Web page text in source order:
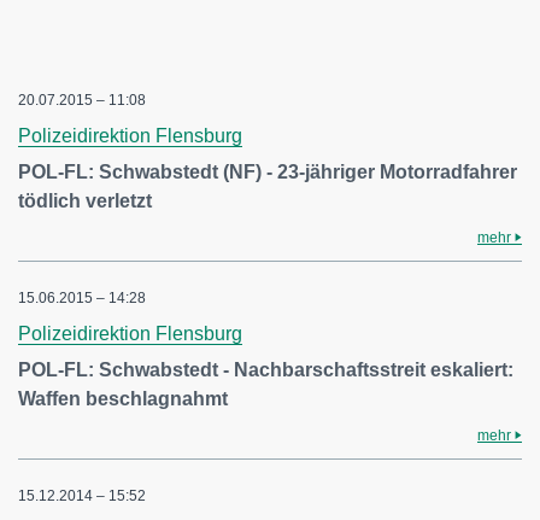
20.07.2015 – 11:08
Polizeidirektion Flensburg
POL-FL: Schwabstedt (NF) - 23-jähriger Motorradfahrer
tödlich verletzt
mehr
15.06.2015 – 14:28
Polizeidirektion Flensburg
POL-FL: Schwabstedt - Nachbarschaftsstreit eskaliert:
Waffen beschlagnahmt
mehr
15.12.2014 – 15:52